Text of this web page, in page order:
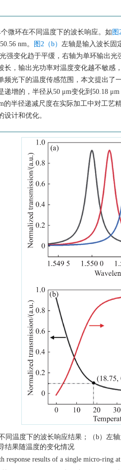
微环在不同温度下的波长响应。如 图
nm。
图2（b） 左轴是输入波长固
强变化趋于平缓，右轴为单环输出光
长，输出光功率对温度变化越不敏
频光下的温度传感范围，本文提出了
增的，半径从50 μm变化到50.18
的半径递减尺度在实际加工中对工
设计和优化。
同温度下的波长响应结果；（b）左
结果随温度的变化情况
response results of a single micro-ring